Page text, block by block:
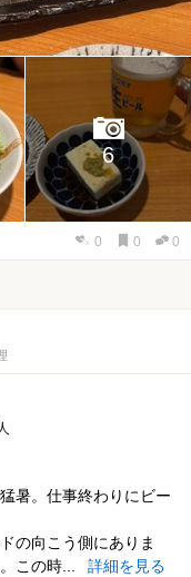
6
0 0 0
暑。仕事終わりにビー
の向こう側にありま
この時...
詳細を見る